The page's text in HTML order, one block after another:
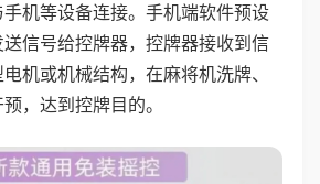
机等设备连接。手机端软件预设
信号给控牌器，控牌器接收到信
机或机械结构，在麻将机洗牌、
，达到控牌目的。